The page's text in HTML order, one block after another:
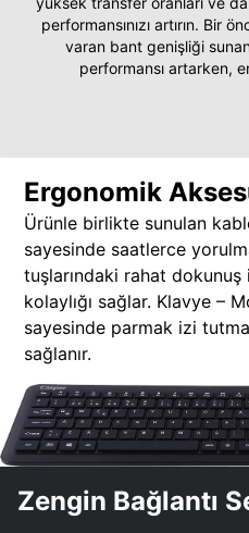
performansınızı artırın. Bir
varan bant genişliği
performansı artarken,
Ergonomik
Ürünle birlikte sunulan
sayesinde saatlerce
tuşlarındaki rahat
kolaylığı sağlar. Klavye –
sayesinde parmak izi
sağlanır.
Zengin Bağlantı